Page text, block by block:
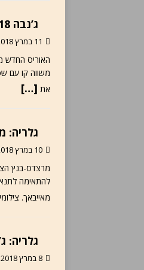
ג’נבה 2018: טויוטה אוריס החדש ללא דיזל אבל עם שתי מערכות הנעה הייברידית
11 במרץ 2018
את […]
גלריה:
10 במרץ 2018
מרצדס-בנץ
מאייבאך.
גלריה:
8 במרץ 2018